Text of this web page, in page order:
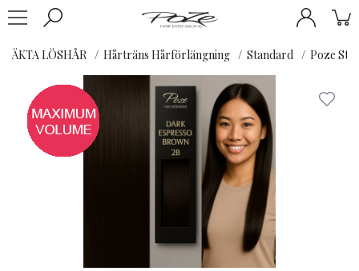
ÄKTA LÖSHÅR Hårträns Hårförlängning Standard Poze